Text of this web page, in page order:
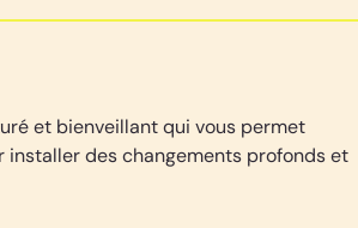
et bienveillant qui vous permet
installer des changements profonds et